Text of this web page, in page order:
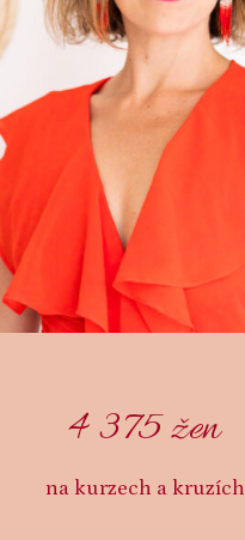
4 375 žen
na kurzech a kruzích